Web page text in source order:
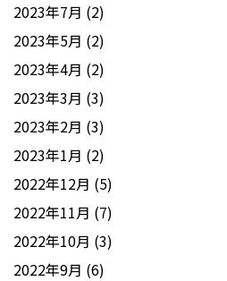
2023年7月 (2)
2023年5月 (2)
2023年4月 (2)
2023年3月 (3)
2023年2月 (3)
2023年1月 (2)
2022年12月 (5)
2022年11月 (7)
2022年10月 (3)
2022年9月 (6)